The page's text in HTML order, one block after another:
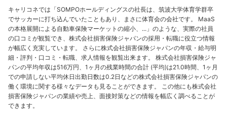
キャリコネでは「SOMPOホールディングスの社長は、筑波大学体育学群卒
でサッカーに打ち込んでいたこともあり、まさに体育会の会社です。 MaaS
の本格展開による自動車保険マーケットの縮小、...」のような、実際の社員
の口コミが観覧でき、株式会社損害保険ジャパンの採用・転職に役立つ情報
が幅広く充実しています。 さらに株式会社損害保険ジャパンの年収・給与明
細・評判・口コミ・転職、求人情報を観覧出来ます。 株式会社損害保険ジャ
パンの平均年収は516万円、1ヶ月の残業時間の合計 (平均)は21.0時間、1ヶ月
での申請しない平均休日出勤日数は0.2日などの株式会社損害保険ジャパンの
働く環境に関する様々なデータも見ることができます。 この他にも株式会社
損害保険ジャパンの業績や売上、面接対策などの情報を幅広く調べることが
できます。